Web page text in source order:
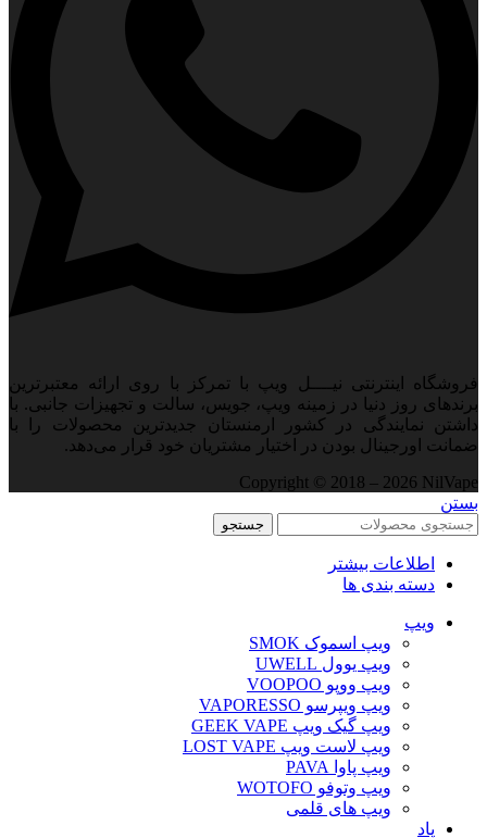
اینترنتی نیــــل ویپ با تمرکز با روی ارائه معتبرترین
روز دنیا در زمینه ویپ، جویس، سالت و تجهیزات جانبی. با
نمایندگی در کشور ارمنستان جدید‌ترین محصولات را با
اورجینال بودن در اختیار مشتریان خود قرار می‌دهد.
Copyright © 2018 – 2026
اطلاعات بیشتر
دسته بندی ها
ویپ‌
ویپ اسموک SMOK
ویپ یوول UWELL
ویپ ووپو VOOPOO
ویپ ویپرسو VAPORESSO
ویپ گیک ویپ GEEK VAPE
ویپ لاست ویپ LOST VAPE
ویپ پاوا PAVA
ویپ وتوفو WOTOFO
ویپ های قلمی